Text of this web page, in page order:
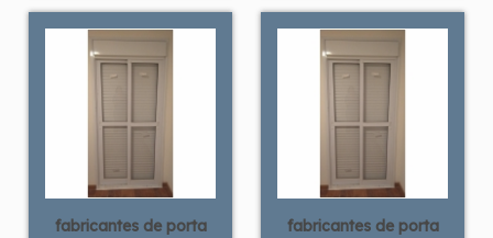
fabricantes de porta
fabricantes de porta